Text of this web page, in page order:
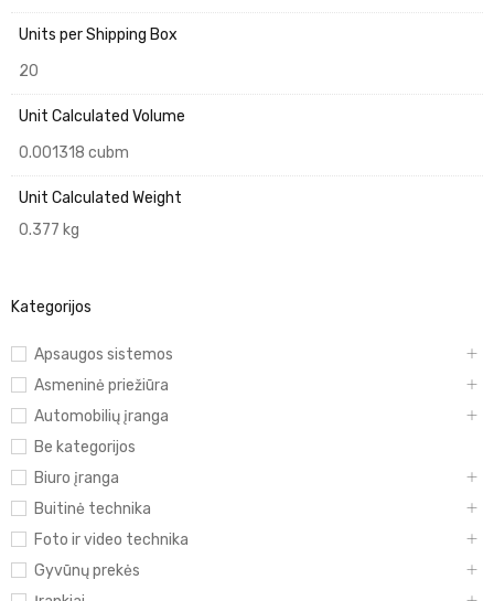
Kategorijos
Apsaugos sistemos
Asmeninė priežiūra
Automobilių įranga
Be kategorijos
Biuro įranga
Buitinė technika
Foto ir video technika
Gyvūnų prekės
Units per Shipping Box
20
Unit Calculated Volume
0.001318 cubm
Unit Calculated Weight
0.377 kg